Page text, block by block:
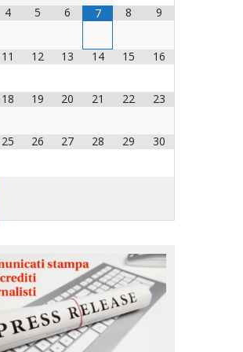
4 5 6 7 8 9
11 12 13 14 15 16
18 19 20 21 22 23
25 26 27 28 29 30